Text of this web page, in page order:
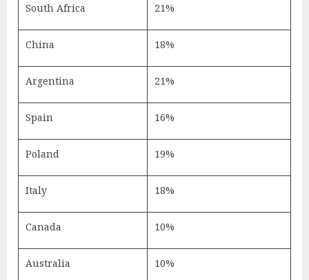
South Africa 21%
China 18%
Argentina 21%
Spain 16%
Poland 19%
Italy 18%
Canada 10%
Australia 10%